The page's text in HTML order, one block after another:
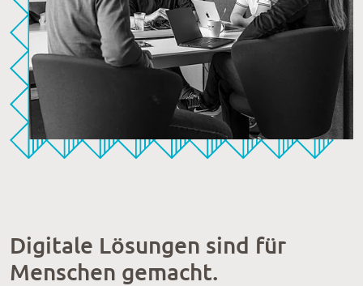
Digitale Lösungen sind für
Menschen gemacht.